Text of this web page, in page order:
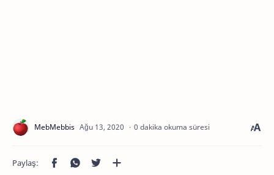
0 dakika okuma süresi